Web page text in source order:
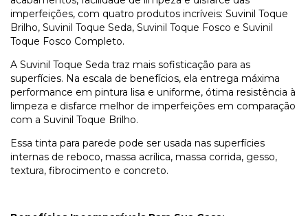
imperfeições, com quatro produtos incríveis: Suvinil Toque
Brilho, Suvinil Toque Seda, Suvinil Toque Fosco e Suvinil
Toque Fosco Completo.
A Suvinil Toque Seda traz mais sofisticação para as
superfícies. Na escala de benefícios, ela entrega máxima
performance em pintura lisa e uniforme, ótima resistência à
limpeza e disfarce melhor de imperfeições em comparação
com a Suvinil Toque Brilho.
Essa tinta para parede pode ser usada nas superfícies
internas de reboco, massa acrílica, massa corrida, gesso,
textura, fibrocimento e concreto.